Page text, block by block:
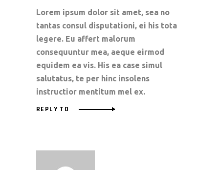
Lorem ipsum dolor sit amet, sea no
tantas consul disputationi, ei his tota
legere. Eu affert malorum
consequuntur mea, aeque eirmod
equidem ea vis. His ea case simul
salutatus, te per hinc insolens
instructior mentitum mel ex.
REPLY TO